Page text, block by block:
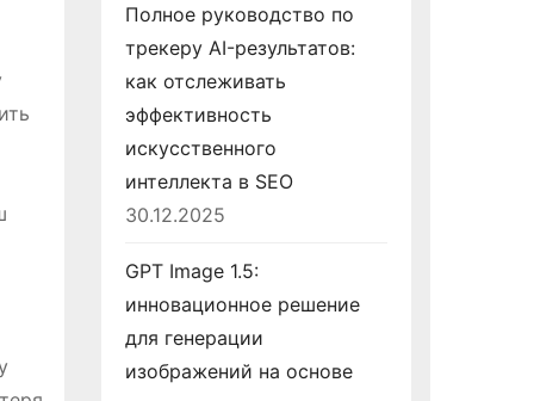
Полное руководство по
трекеру AI-результатов:
как отслеживать
эффективность
искусственного
интеллекта в SEO
30.12.2025
GPT Image 1.5:
инновационное решение
для генерации
изображений на основе